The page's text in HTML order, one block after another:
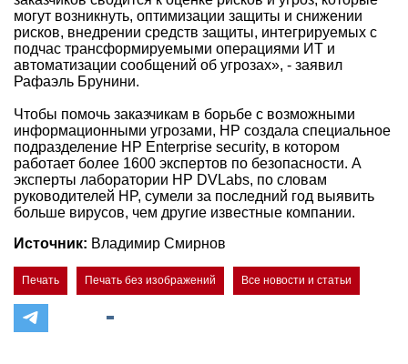
могут возникнуть, оптимизации защиты и снижении
рисков, внедрении средств защиты, интегрируемых с
подчас трансформируемыми операциями ИТ и
автоматизации сообщений об угрозах», - заявил
Рафаэль Брунини.
Чтобы помочь заказчикам в борьбе с возможными
информационными угрозами, НР создала специальное
подразделение HP Enterprise security, в котором
работает более 1600 экспертов по безопасности. А
эксперты лаборатории HP DVLabs, по словам
руководителей HP, сумели за последний год выявить
больше вирусов, чем другие известные компании.
Источник: Владимир Смирнов
Печать Печать без изображений Все новости и статьи